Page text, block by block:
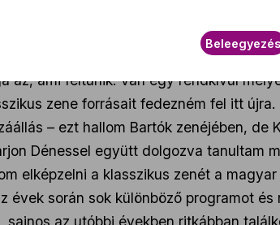
zenei közegben, amit
az, ami feltűnik. Van egy rendkívül
zene forrásait fedezném fel itt
– ezt hallom Bartók zenéjében, de
Dénessel együtt dolgozva tanultam
elképzelni a klasszikus zenét a
évek során sok különböző programot
az utóbbi években ritkábban
Beleegyezés